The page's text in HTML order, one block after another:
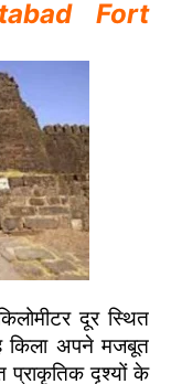
Fort
दूर स्थित
किला अपने मजबूत
प्राकृतिक दृश्यों के